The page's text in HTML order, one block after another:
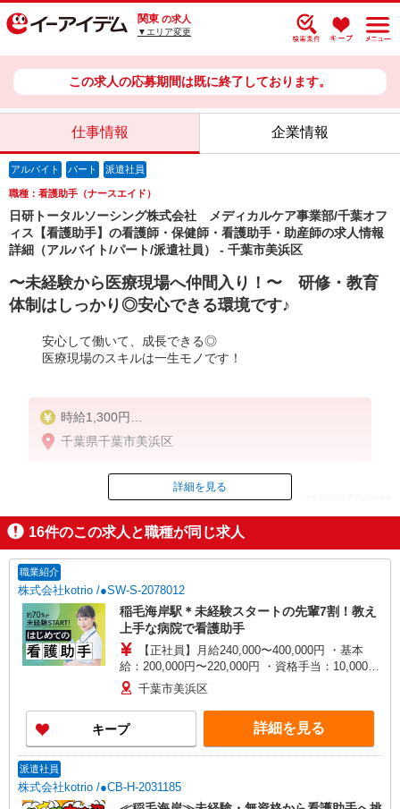
関東 の求人
▼エリア変更
この求人の応募期間は既に終了しております。
仕事情報 企業情報
アルバイト パート 派遣社員
職種：看護助手（ナースエイド）
日研トータルソーシング株式会社 メディカルケア事業部/千葉オフ
ィス【看護助手】の看護師・保健師・看護助手・助産師の求人情報
詳細（アルバイト/パート/派遣社員） - 千葉市美浜区
〜未経験から医療現場へ仲間入り！〜 研修・教育
体制はしっかり◎安心できる環境です♪
安心して働いて、成長できる◎
医療現場のスキルは一生モノです！
時給1,300円
★週払いOK（規定あり）
千葉県千葉市美浜区
ID：AE0626580244
掲載期間終了
詳細を見る
16件のこの求人と職種が同じ求人
職業紹介
株式会社kotrio /●SW-S-2078012
稲毛海岸駅＊未経験スタートの先輩7割！教え
上手な病院で看護助手
【正社員】月給240,000〜400,000円 ・基本
給：200,000円〜220,000円 ・資格手当：10,000〜
30,000円 ・役職手当：10,000〜70,000円 ・処遇改
善手当：20,000〜60,000円（勤続年数、保有資格
により変動） ・固定残業手当：20,000円（10時
間） ※固定残業時間を超過する場合には超過勤務
手当として別途支給 ・夜勤手当：10,000円/1回
歓迎 ・認知症介護基礎研修 ・初任者研修 ・実務
者研修 ・介護福祉士 など
千葉市美浜区
キープ 詳細を見る
派遣社員
株式会社kotrio /●CB-H-2031185